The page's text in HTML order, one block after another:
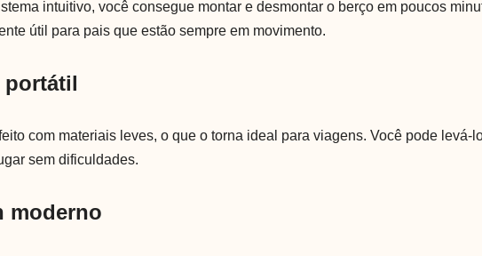
intuitivo, você consegue montar e desmontar o berço em poucos
útil para pais que estão sempre em movimento.
portátil
com materiais leves, o que o torna ideal para viagens. Você pode levá-
sem dificuldades.
moderno